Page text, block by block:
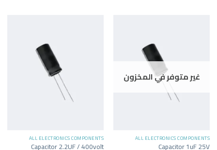
غير متوفر في المخزون
ALL ELECTRONICS COMPONENTS
Capacitor 1uF 25V
ALL ELECTRONICS COMPONENTS
Capacitor 2.2UF / 400volt